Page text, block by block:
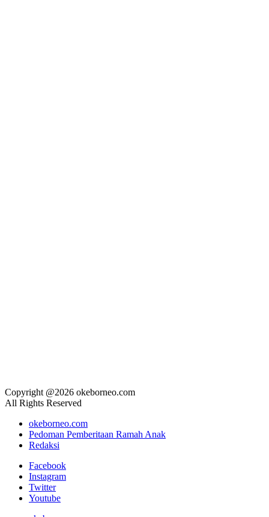
Copyright @2026 okeborneo.com
All Rights Reserved
okeborneo.com
Pedoman Pemberitaan Ramah Anak
Redaksi
Facebook
Instagram
Twitter
Youtube